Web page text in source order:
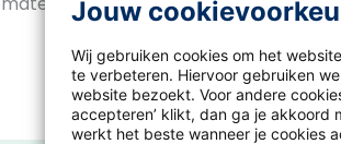
Jouw
Wij gebruiken cookies om het
te verbeteren. Hiervoor gebruiken
website bezoekt. Voor andere
accepteren’ klikt, dan ga je akkoord
werkt het beste wanneer je cookies